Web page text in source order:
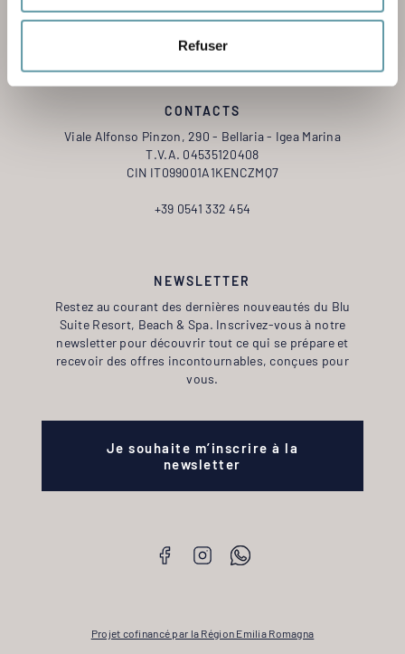
Refuser
CONTACTS
Viale Alfonso Pinzon, 290 - Bellaria - Igea Marina
T.V.A. 04535120408
CIN IT099001A1KENCZMQ7
+39 0541 332 454
NEWSLETTER
Restez au courant des dernières nouveautés du Blu
Suite Resort, Beach & Spa. Inscrivez-vous à notre
newsletter pour découvrir tout ce qui se prépare et
recevoir des offres incontournables, conçues pour
vous.
Je souhaite m’inscrire à la
newsletter
Projet cofinancé par la Région Emilia Romagna